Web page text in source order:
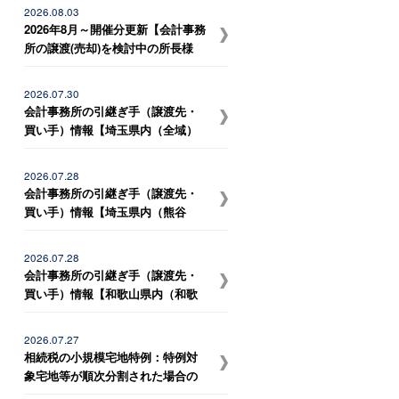
辺） の事務所との統合を希望して
いる税理士事務所】
2026.08.03
2026年8月～開催分更新【会計事務
所の譲渡(売却)を検討中の所長様
特典付き）にぜひご参加くださ
い。 ～好評につき全国各地で追加
開催！～
2026.07.30
会計事務所の引継ぎ手（譲渡先・
買い手）情報【埼玉県内（全域）
2026.07.28
会計事務所の引継ぎ手（譲渡先・
買い手）情報【埼玉県内（熊谷
を希望している税理士事務所】
2026.07.28
会計事務所の引継ぎ手（譲渡先・
買い手）情報【和歌山県内（和歌
市など） の事務所との統合を希望
している税理士法人】
2026.07.27
相続税の小規模宅地特例：特例対
象宅地等が順次分割された場合の